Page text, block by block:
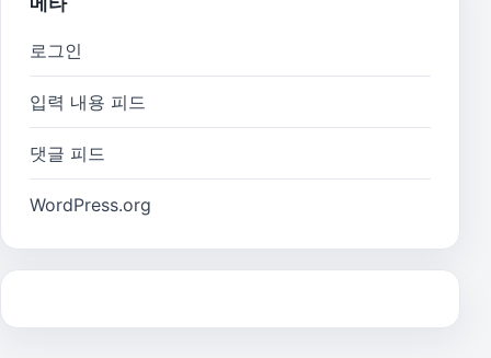
로그인
입력 내용 피드
댓글 피드
WordPress.org